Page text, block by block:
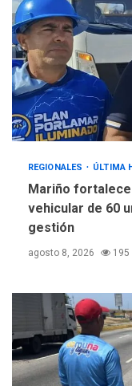
REGIONALES ÚLTIMA
Mariño
vehicular de 60
gestión
agosto 8, 2026 195